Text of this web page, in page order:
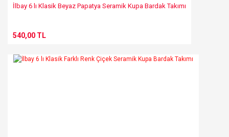
İlbay 6 lı Klasik Beyaz Papatya Seramik Kupa Bardak Takımı
540,00 TL